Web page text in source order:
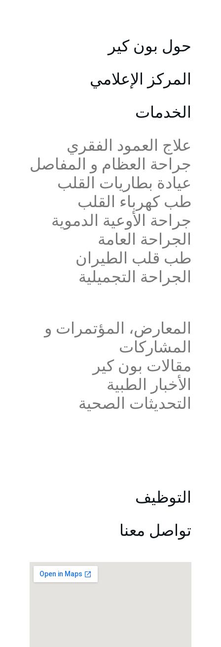
حول بون كير
التوظيف
تواصل معنا
الخدمات
علاج العمود الفقري
جراحة العظام و المفاصل
عيادة بطاريات القلب
طب كهرباء القلب
جراحة الأوعية الدموية
الجراحة العامة
طب قلب الطيران
الجراحة التجميلية
المركز الإعلامي
المعارض، المؤتمرات و
المشاركات
مقالات بون كير
الأخبار الطبية
التحديثات الصحية